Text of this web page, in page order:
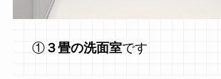
①３畳の洗面室です